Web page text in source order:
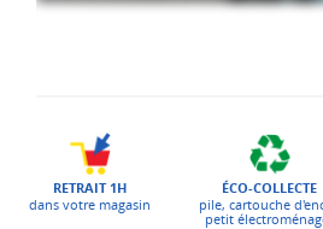
RETRAIT 1H
dans votre magasin
ÉCO-COLLECTE
pile, cartouche
petit